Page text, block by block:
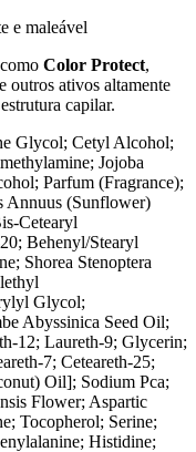
e maleável
Color Protect,
outros ativos altamente
capilar.
Glycol; Cetyl Alcohol;
Jojoba
Parfum (Fragrance);
Annuus (Sunflower)
Cetearyl
Behenyl/Stearyl
Shorea Stenoptera
Glycol;
Abyssinica Seed Oil;
12; Laureth-9; Glycerin;
7; Ceteareth-25;
Oil]; Sodium Pca;
Flower; Aspartic
Tocopherol; Serine;
Histidine;